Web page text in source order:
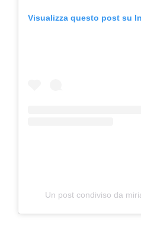
Visualizza questo post su
Un post condiviso da